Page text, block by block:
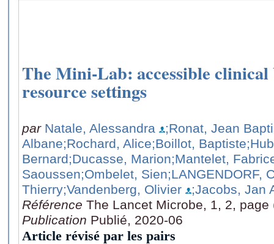
The Mini-Lab: accessible
resource settings
par Natale, Alessandra
;Ronat, Jean
Albane;Rochard, Alice;Boillot, Baptiste
Bernard;Ducasse, Marion;Mantelet,
Saoussen;Ombelet, Sien;LANGENDORF,
Thierry;Vandenberg, Olivier
;Jacobs, Jan
Référence The Lancet Microbe, 1, 2, page
Publication Publié, 2020-06
Article révisé par les pairs